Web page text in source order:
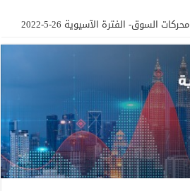
محركات السوق- الفترة الآسيوية 26-5-2022